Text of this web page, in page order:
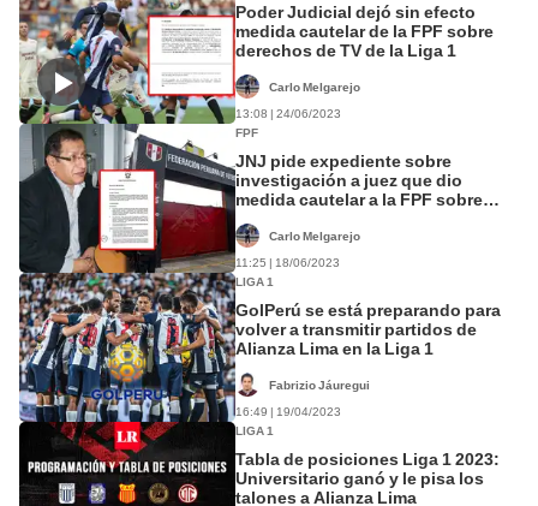
Poder Judicial dejó sin efecto
medida cautelar de la FPF sobre
derechos de TV de la Liga 1
Carlo Melgarejo
13:08 | 24/06/2023
FPF
JNJ pide expediente sobre
investigación a juez que dio
medida cautelar a la FPF sobre
Carlo Melgarejo
11:25 | 18/06/2023
LIGA 1
GolPerú se está preparando para
volver a transmitir partidos de
Alianza Lima en la Liga 1
Fabrizio Jáuregui
16:49 | 19/04/2023
LIGA 1
Tabla de posiciones Liga 1 2023:
Universitario ganó y le pisa los
talones a Alianza Lima